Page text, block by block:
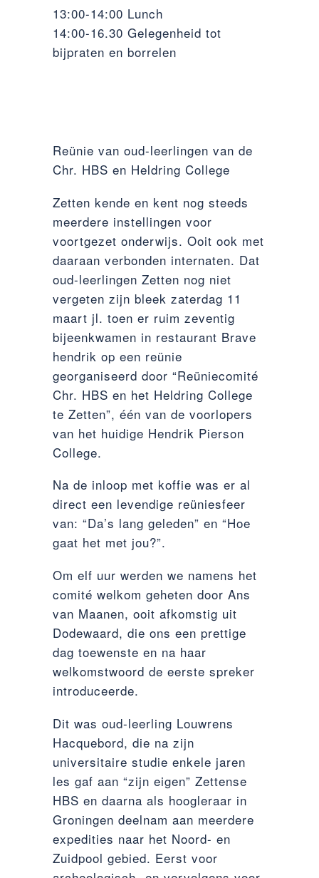
13:00-14:00 Lunch
14:00-16.30 Gelegenheid tot
bijpraten en borrelen
Reünie van oud-leerlingen van de
Chr. HBS en Heldring College
Zetten kende en kent nog steeds
meerdere instellingen voor
voortgezet onderwijs. Ooit ook met
daaraan verbonden internaten. Dat
oud-leerlingen Zetten nog niet
vergeten zijn bleek zaterdag 11
maart jl. toen er ruim zeventig
bijeenkwamen in restaurant Brave
hendrik op een reünie
georganiseerd door “Reüniecomité
Chr. HBS en het Heldring College
te Zetten”, één van de voorlopers
van het huidige Hendrik Pierson
College.
Na de inloop met koffie was er al
direct een levendige reüniesfeer
van: “Da’s lang geleden” en “Hoe
gaat het met jou?”.
Om elf uur werden we namens het
comité welkom geheten door Ans
van Maanen, ooit afkomstig uit
Dodewaard, die ons een prettige
dag toewenste en na haar
welkomstwoord de eerste spreker
introduceerde.
Dit was oud-leerling Louwrens
Hacquebord, die na zijn
universitaire studie enkele jaren
les gaf aan “zijn eigen” Zettense
HBS en daarna als hoogleraar in
Groningen deelnam aan meerdere
expedities naar het Noord- en
Zuidpool gebied. Eerst voor